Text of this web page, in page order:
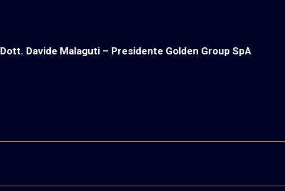
Dott. Davide Malaguti – Presidente Golden Group SpA